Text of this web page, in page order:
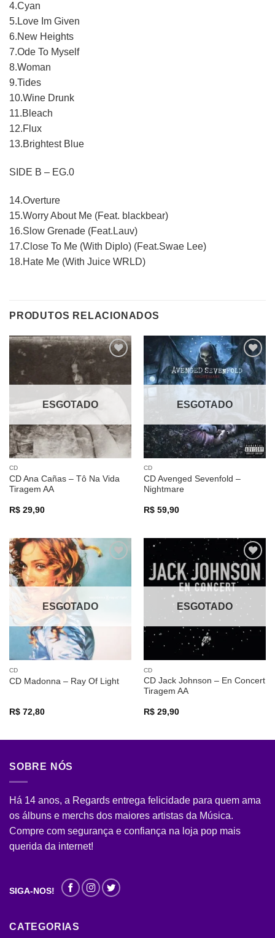
4.Cyan
5.Love Im Given
6.New Heights
7.Ode To Myself
8.Woman
9.Tides
10.Wine Drunk
11.Bleach
12.Flux
13.Brightest Blue
SIDE B – EG.0
14.Overture
15.Worry About Me (Feat. blackbear)
16.Slow Grenade (Feat.Lauv)
17.Close To Me (With Diplo) (Feat.Swae Lee)
18.Hate Me (With Juice WRLD)
PRODUTOS RELACIONADOS
a lista de
desejos
ESGOTADO
CD
CD Ana Cañas – Tô Na Vida
Tiragem AA
R$29,90
Adicionar
a lista de
desejos
ESGOTADO
CD
CD Avenged Sevenfold –
Nightmare
R$59,90
Adicionar
desejos
ESGOTADO
CD
CD Madonna – Ray Of Light
R$72,80
Adicionar
a lista de
desejos
ESGOTADO
CD
CD Jack Johnson – En Concert
Tiragem AA
R$29,90
SOBRE NÓS
Há 14 anos, a Regards entrega felicidade para quem ama
os álbuns e merchs dos maiores artistas da Música.
Compre com segurança e confiança na loja pop mais
querida da internet!
SIGA-NOS!
CATEGORIAS